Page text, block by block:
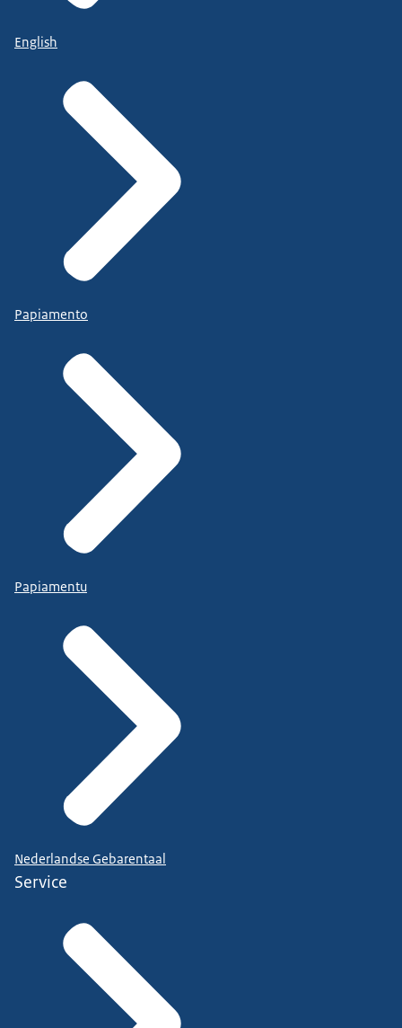
English
Papiamento
Papiamentu
Nederlandse Gebarentaal
Service